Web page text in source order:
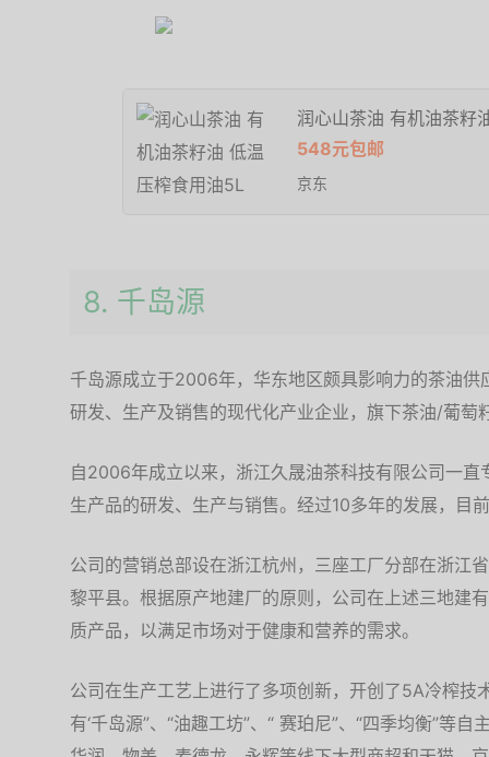
润心山茶油 有机油茶籽
548元包邮
京东
8. 千岛源
千岛源成立于2006年，华东地区颇具影响力的茶油
研发、生产及销售的现代化产业企业，旗下茶油/葡萄
自2006年成立以来，浙江久晟油茶科技有限公司一
生产品的研发、生产与销售。经过10多年的发展，目
公司的营销总部设在浙江杭州，三座工厂分部在浙江
黎平县。根据原产地建厂的原则，公司在上述三地建
质产品，以满足市场对于健康和营养的需求。
公司在生产工艺上进行了多项创新，开创了5A冷榨技
有‘千岛源”、“油趣工坊”、“ 赛珀尼”、“四季均衡”等